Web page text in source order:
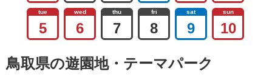
tue
5
wed
6
thu
7
fri
8
sat
9
sun
10
鳥取県の遊園地・テーマパーク